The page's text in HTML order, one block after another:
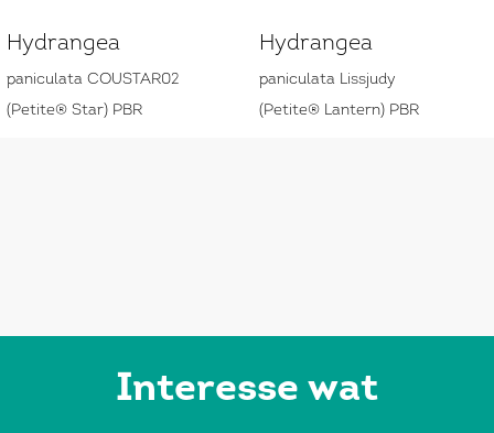
Hydrangea
paniculata COUSTAR02
(Petite® Star) PBR
Hydrangea
paniculata Lissjudy
(Petite® Lantern) PBR
Interesse wat